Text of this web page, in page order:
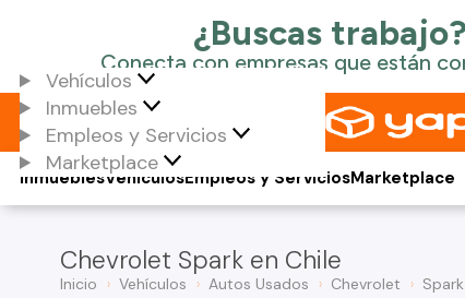
Vehículos
Inmuebles
Empleos y Servicios
Marketplace
Vehículos
Inmuebles Empleos y ServiciosMarketplace
Chevrolet Spark en Chile
Inicio Vehículos Autos Usados Chevrolet Spark